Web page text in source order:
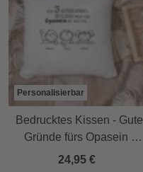
Personalisierbar
Bedrucktes Kissen - Gute
Gründe fürs Opasein -
Personalisiert
24,95 €